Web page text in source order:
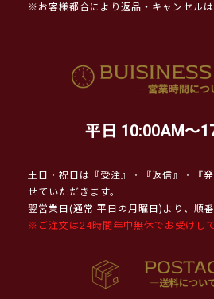
※お客様都合により返品・キャンセルは
平日 10:00AM～
土日・祝日は『受注』・『返信』・『
せていただきます。
翌営業日(通常 平日の月曜日)より、順番
※ご注文は24時間年中無休でお受けして